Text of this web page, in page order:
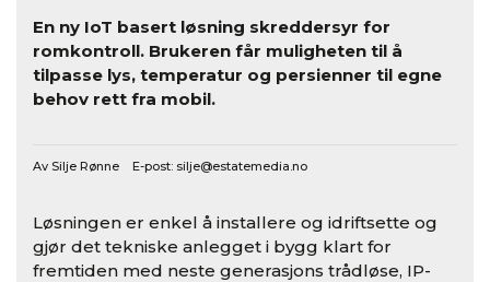
En ny IoT basert løsning skreddersyr for
romkontroll. Brukeren får muligheten til å
tilpasse lys, temperatur og persienner til egne
behov rett fra mobil.
Av Silje Rønne E-post: silje@estatemedia.no
Løsningen er enkel å installere og idriftsette og
gjør det tekniske anlegget i bygg klart for
fremtiden med neste generasjons trådløse, IP-